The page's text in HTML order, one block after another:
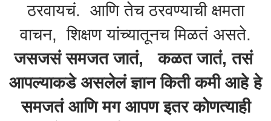
ठरवायचं. आणि तेच ठरवण्याची क्षमता
वाचन, शिक्षण यांच्यातूनच मिळतं असते.
जसजसं समजत जातं, कळत जातं, तसं
आपल्याकडे असलेलं ज्ञान किती कमी आहे हे
समजतं आणि मग आपण इतर कोणत्याही